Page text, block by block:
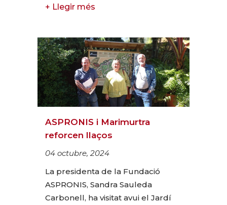
+ Llegir més
ASPRONIS i Marimurtra
reforcen llaços
04 octubre, 2024
La presidenta de la Fundació
ASPRONIS, Sandra Sauleda
Carbonell, ha visitat avui el Jardí